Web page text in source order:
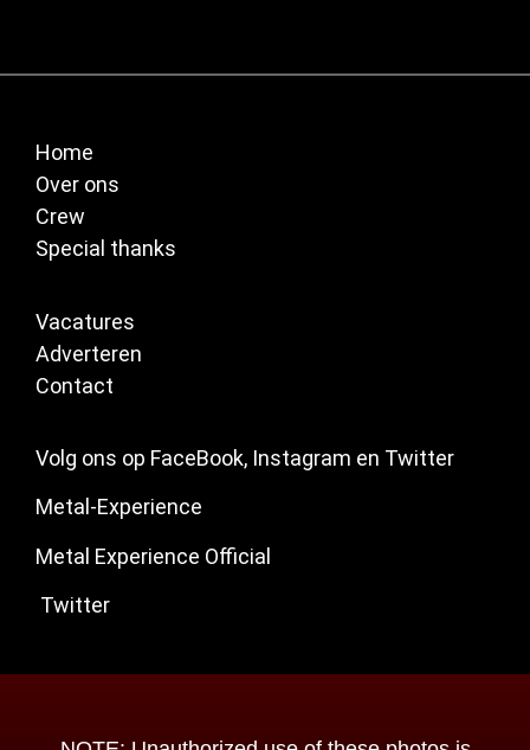
Home
Over ons
Crew
Special thanks
Vacatures
Adverteren
Contact
Volg ons op FaceBook, Instagram en Twitter
Metal-Experience
Metal Experience Official
Twitter